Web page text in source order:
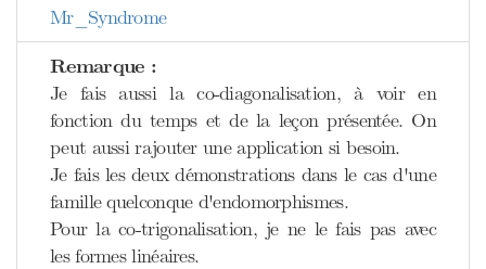
Mr_Syndrome
Remarque :
Je fais aussi la co-diagonalisation, à voir en
fonction du temps et de la leçon présentée. On
peut aussi rajouter une application si besoin.
Je fais les deux démonstrations dans le cas d'une
famille quelconque d'endomorphismes.
Pour la co-trigonalisation, je ne le fais pas avec
les formes linéaires.